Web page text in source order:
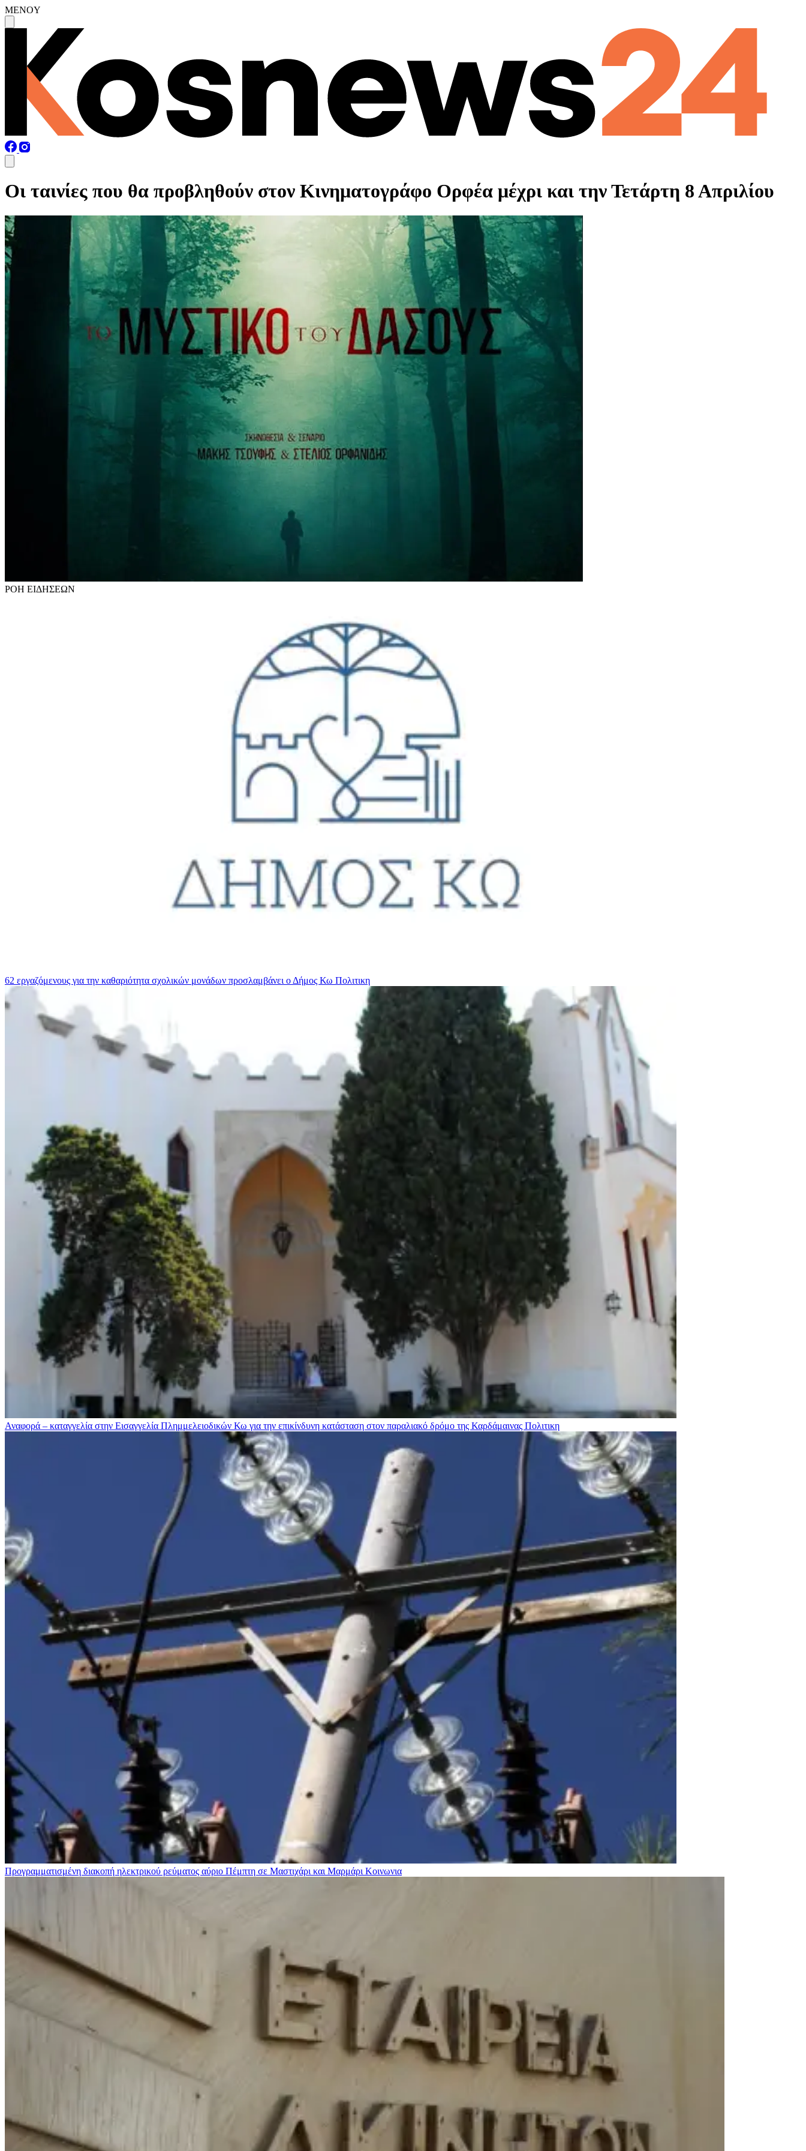
MENOY
Οι ταινίες που θα προβληθούν στον Κινηματογράφο Ορφέα μέχρι και την Τετάρτη 8 Απριλίου
ΡΟΗ ΕΙΔΗΣΕΩΝ
62 εργαζόμενους για την καθαριότητα σχολικών μονάδων προσλαμβάνει ο Δήμος Κω Πολιτικη
Αναφορά – καταγγελία στην Εισαγγελία Πλημμελειοδικών Κω για την επικίνδυνη κατάσταση στον παραλιακό δρόμο της Καρδάμαινας Πολιτικη
Προγραμματισμένη διακοπή ηλεκτρικού ρεύματος αύριο Πέμπτη σε Μαστιχάρι και Μαρμάρι Κοινωνια